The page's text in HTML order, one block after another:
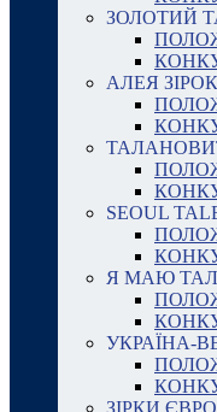
ЗОЛОТИЙ
АЛЕЯ ЗІРОК
SEOUL
Я МАЮ
УКРАЇНА-
ЗІРКИ